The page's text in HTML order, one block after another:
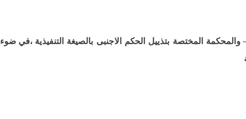
المختصة بتذييل الحكم الاجنبى بالصيغة التنفيذية ،في ضوء